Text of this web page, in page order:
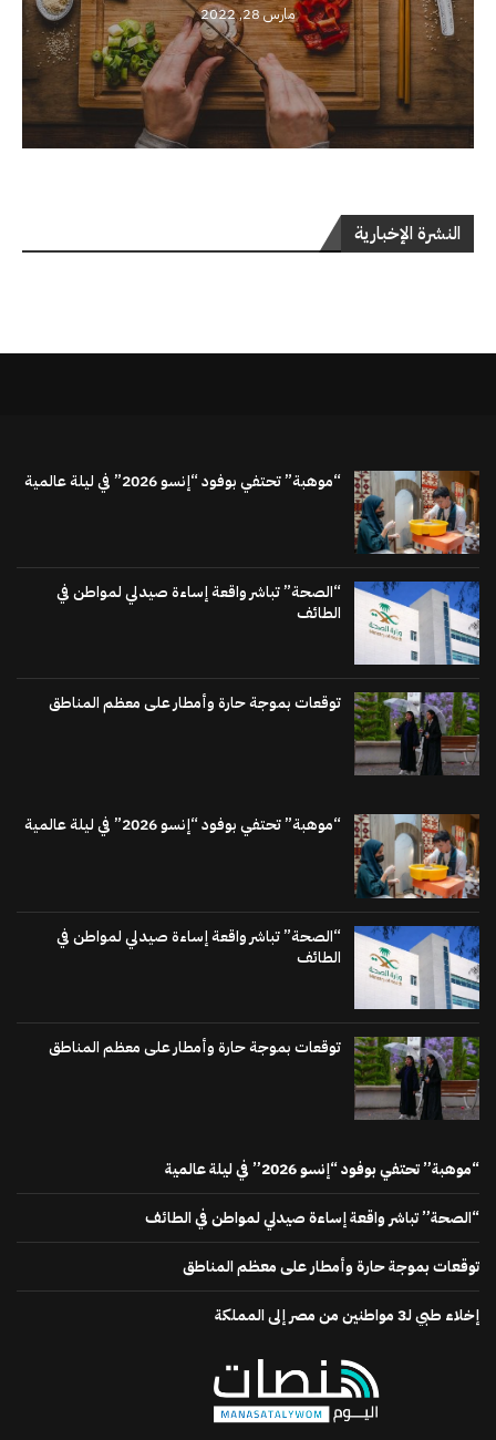
مارس 28, 2022
النشرة الإخبارية
“موهبة” تحتفي بوفود “إنسو 2026” في ليلة عالمية
“الصحة” تباشر واقعة إساءة صيدلي لمواطن في
الطائف
توقعات بموجة حارة وأمطار على معظم المناطق
“موهبة” تحتفي بوفود “إنسو 2026” في ليلة عالمية
“الصحة” تباشر واقعة إساءة صيدلي لمواطن في
الطائف
توقعات بموجة حارة وأمطار على معظم المناطق
“موهبة” تحتفي بوفود “إنسو 2026” في ليلة عالمية
“الصحة” تباشر واقعة إساءة صيدلي لمواطن في الطائف
توقعات بموجة حارة وأمطار على معظم المناطق
إخلاء طبي لـ3 مواطنين من مصر إلى المملكة